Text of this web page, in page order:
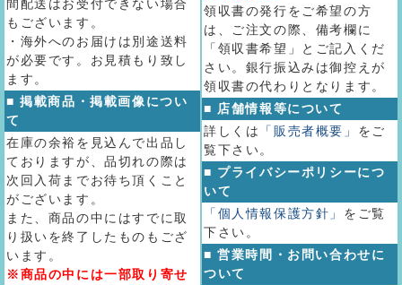
間配送はお受付できない場合
もございます。
・海外へのお届けは別途送料
が必要です。お見積もり致し
ます。
■ 掲載商品・掲載画像につい
て
在庫の余裕を見込んで出品し
ておりますが、品切れの際は
次回入荷までお待ち頂くこと
がございます。
また、商品の中にはすでに取
り扱いを終了したものもござ
います。
※商品の中には一部取り寄せ
領収書の発行をご希望の方
は、ご注文の際、備考欄に
「領収書希望」とご記入くだ
さい。銀行振込みは御控えが
領収書の代わりとなります。
■ 店舗情報等について
詳しくは
「販売者概要」 をご
覧下さい。
■ プライバシーポリシーにつ
いて
「個人情報保護方針」 をご覧
下さい。
■ 営業時間・お問い合わせに
ついて